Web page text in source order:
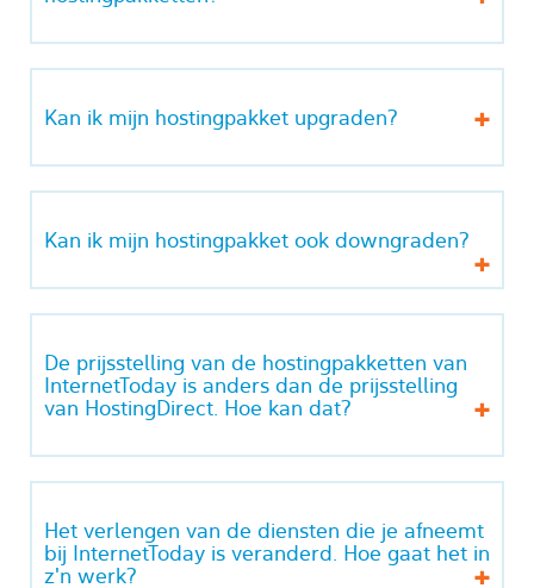
Kan ik mijn hostingpakket upgraden?
Kan ik mijn hostingpakket ook downgraden?
De prijsstelling van de hostingpakketten van
InternetToday is anders dan de prijsstelling
van HostingDirect. Hoe kan dat?
Het verlengen van de diensten die je afneemt
bij InternetToday is veranderd. Hoe gaat het in
z'n werk?